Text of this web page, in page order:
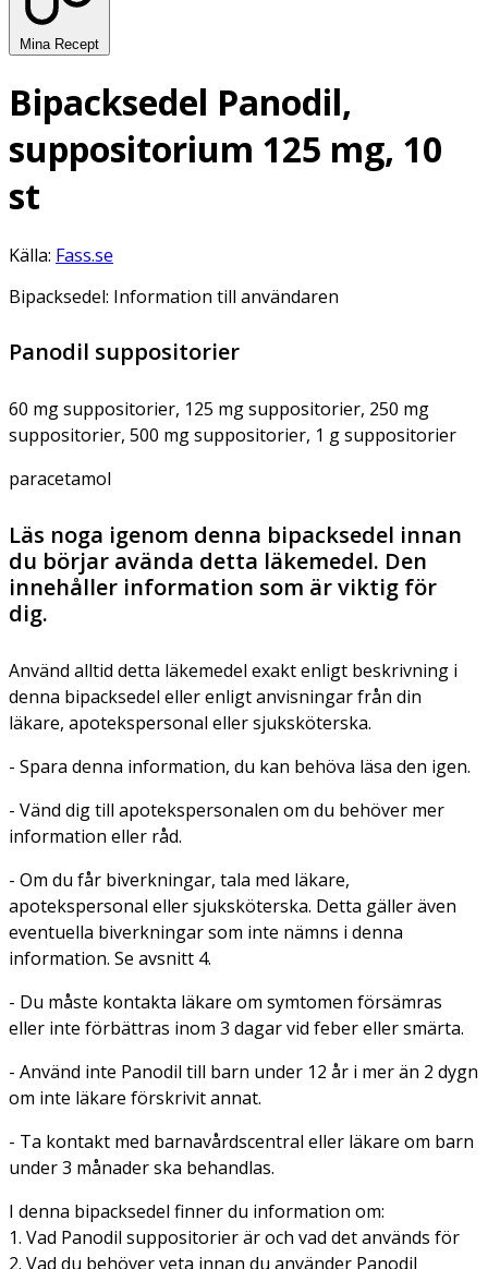
Mina Recept
Bipacksedel Panodil,
suppositorium 125 mg, 10
st
Källa: Fass.se
Bipacksedel: Information till användaren
Panodil suppositorier
60 mg suppositorier, 125 mg suppositorier, 250 mg
suppositorier, 500 mg suppositorier, 1 g suppositorier
paracetamol
Läs noga igenom denna bipacksedel innan
du börjar avända detta läkemedel. Den
innehåller information som är viktig för
dig.
Använd alltid detta läkemedel exakt enligt beskrivning i
denna bipacksedel eller enligt anvisningar från din
läkare, apotekspersonal eller sjuksköterska.
- Spara denna information, du kan behöva läsa den igen.
- Vänd dig till apotekspersonalen om du behöver mer
information eller råd.
- Om du får biverkningar, tala med läkare,
apotekspersonal eller sjuksköterska. Detta gäller även
eventuella biverkningar som inte nämns i denna
information. Se avsnitt 4.
- Du måste kontakta läkare om symtomen försämras
eller inte förbättras inom 3 dagar vid feber eller smärta.
- Använd inte Panodil till barn under 12 år i mer än 2 dygn
om inte läkare förskrivit annat.
- Ta kontakt med barnavårdscentral eller läkare om barn
under 3 månader ska behandlas.
I denna bipacksedel finner du information om:
1. Vad Panodil suppositorier är och vad det används för
2. Vad du behöver veta innan du använder Panodil